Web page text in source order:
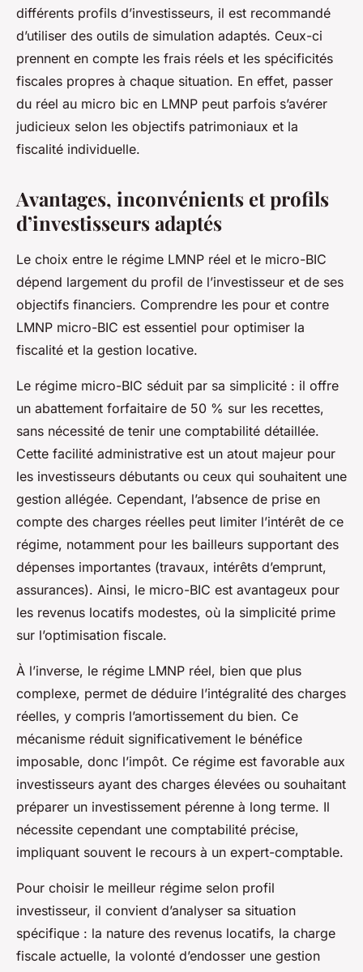
différents profils d’investisseurs, il est recommandé
d’utiliser des outils de simulation adaptés. Ceux-ci
prennent en compte les frais réels et les spécificités
fiscales propres à chaque situation. En effet, passer
du réel au micro bic en LMNP peut parfois s’avérer
judicieux selon les objectifs patrimoniaux et la
fiscalité individuelle.
Avantages, inconvénients et profils
d’investisseurs adaptés
Le choix entre le régime LMNP réel et le micro-BIC
dépend largement du profil de l’investisseur et de ses
objectifs financiers. Comprendre les pour et contre
LMNP micro-BIC est essentiel pour optimiser la
fiscalité et la gestion locative.
Le régime micro-BIC séduit par sa simplicité : il offre
un abattement forfaitaire de 50 % sur les recettes,
sans nécessité de tenir une comptabilité détaillée.
Cette facilité administrative est un atout majeur pour
les investisseurs débutants ou ceux qui souhaitent une
gestion allégée. Cependant, l’absence de prise en
compte des charges réelles peut limiter l’intérêt de ce
régime, notamment pour les bailleurs supportant des
dépenses importantes (travaux, intérêts d’emprunt,
assurances). Ainsi, le micro-BIC est avantageux pour
les revenus locatifs modestes, où la simplicité prime
sur l’optimisation fiscale.
À l’inverse, le régime LMNP réel, bien que plus
complexe, permet de déduire l’intégralité des charges
réelles, y compris l’amortissement du bien. Ce
mécanisme réduit significativement le bénéfice
imposable, donc l’impôt. Ce régime est favorable aux
investisseurs ayant des charges élevées ou souhaitant
préparer un investissement pérenne à long terme. Il
nécessite cependant une comptabilité précise,
impliquant souvent le recours à un expert-comptable.
Pour choisir le meilleur régime selon profil
investisseur, il convient d’analyser sa situation
spécifique : la nature des revenus locatifs, la charge
fiscale actuelle, la volonté d’endosser une gestion